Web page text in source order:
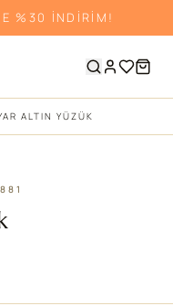
%30 İNDİRİM!
ALTIN YÜZÜK